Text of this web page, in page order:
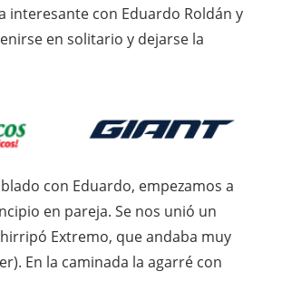
interesante con Eduardo Roldán y
en solitario y dejarse la
con Eduardo, empezamos a
en pareja. Se nos unió un
Extremo, que andaba muy
En la caminada la agarré con